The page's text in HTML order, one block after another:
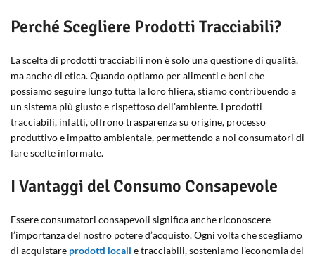
Perché Scegliere Prodotti Tracciabili?
La scelta di prodotti tracciabili non è solo una questione di qualità,
ma anche di etica. Quando optiamo per alimenti e beni che
possiamo seguire lungo tutta la loro filiera, stiamo contribuendo a
un sistema più giusto e rispettoso dell’ambiente. I prodotti
tracciabili, infatti, offrono trasparenza su origine, processo
produttivo e impatto ambientale, permettendo a noi consumatori di
fare scelte informate.
I Vantaggi del Consumo Consapevole
Essere consumatori consapevoli significa anche riconoscere
l’importanza del nostro potere d’acquisto. Ogni volta che scegliamo
di acquistare prodotti locali e tracciabili, sosteniamo l’economia del